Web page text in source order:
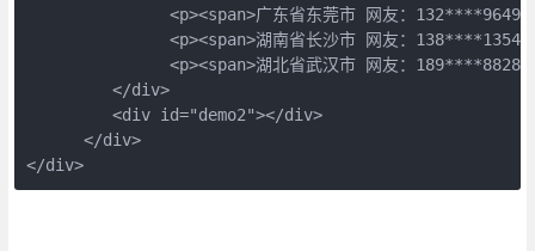
<p><span>广东省东莞市 网友：
<p><span>湖南省长沙市 网友：
<p><span>湖北省武汉市 网友：
         </div>
         <div id="demo2"></div>
      </div>
</div>